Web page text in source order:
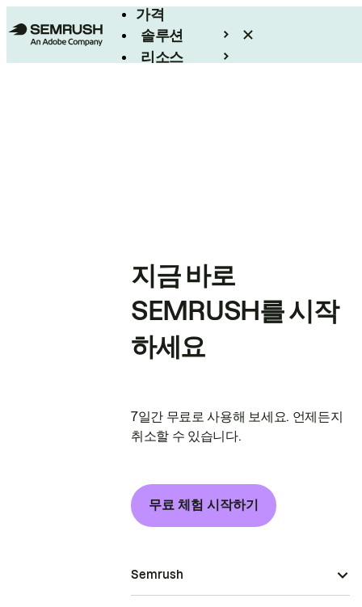
가격
솔루션
리소스
지금 바로
SEMRUSH를 시작
하세요
7일간 무료로 사용해 보세요. 언제든지
취소할 수 있습니다.
무료 체험 시작하기
Semrush